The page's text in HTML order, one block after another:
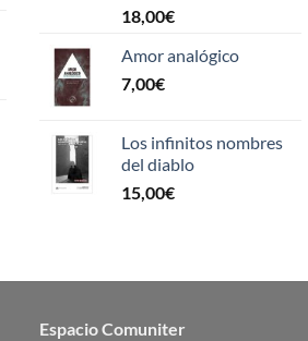
18,00€
Amor analógico
7,00€
Los infinitos nombres
del diablo
15,00€
Espacio Comuniter